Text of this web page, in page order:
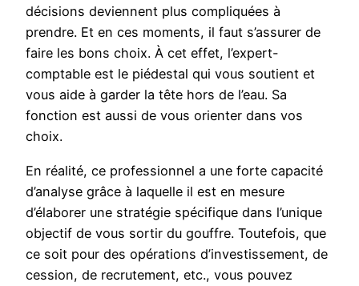
décisions deviennent plus compliquées à
prendre. Et en ces moments, il faut s’assurer de
faire les bons choix. À cet effet, l’expert-
comptable est le piédestal qui vous soutient et
vous aide à garder la tête hors de l’eau. Sa
fonction est aussi de vous orienter dans vos
choix.
En réalité, ce professionnel a une forte capacité
d’analyse grâce à laquelle il est en mesure
d’élaborer une stratégie spécifique dans l’unique
objectif de vous sortir du gouffre. Toutefois, que
ce soit pour des opérations d’investissement, de
cession, de recrutement, etc., vous pouvez